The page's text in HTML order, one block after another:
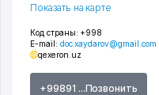
Код страны: +998
E-mail: doc.xaydarov@gmail.com
qexeron.uz
+99891 ...Позвонить
Показать на карте